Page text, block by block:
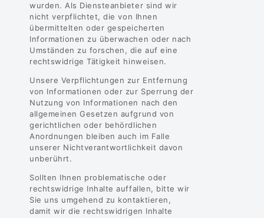
wurden. Als Diensteanbieter sind wir
nicht verpflichtet, die von Ihnen
übermittelten oder gespeicherten
Informationen zu überwachen oder nach
Umständen zu forschen, die auf eine
rechtswidrige Tätigkeit hinweisen.
Unsere Verpflichtungen zur Entfernung
von Informationen oder zur Sperrung der
Nutzung von Informationen nach den
allgemeinen Gesetzen aufgrund von
gerichtlichen oder behördlichen
Anordnungen bleiben auch im Falle
unserer Nichtverantwortlichkeit davon
unberührt.
Sollten Ihnen problematische oder
rechtswidrige Inhalte auffallen, bitte wir
Sie uns umgehend zu kontaktieren,
damit wir die rechtswidrigen Inhalte